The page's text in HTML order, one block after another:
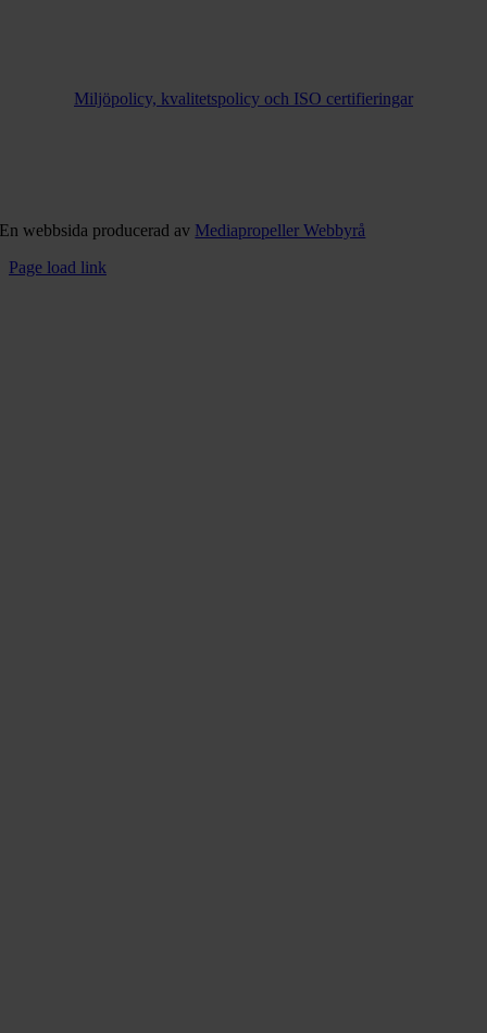
Miljöpolicy, kvalitetspolicy och ISO certifieringar
En webbsida producerad av Mediapropeller Webbyrå
Page load link